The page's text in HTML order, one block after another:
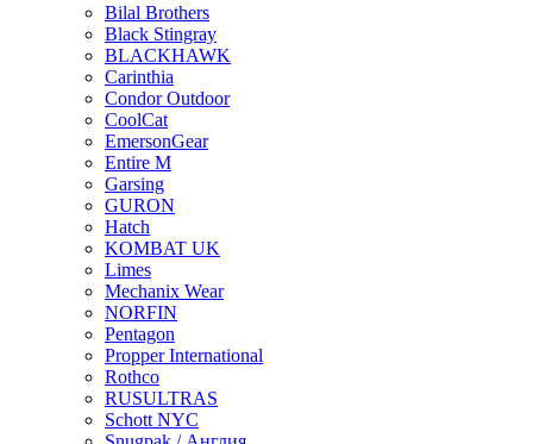
Bilal Brothers
Black Stingray
BLACKHAWK
Carinthia
Condor Outdoor
CoolCat
EmersonGear
Entire M
Garsing
GURON
Hatch
KOMBAT UK
Limes
Mechanix Wear
NORFIN
Pentagon
Propper International
Rothco
RUSULTRAS
Schott NYC